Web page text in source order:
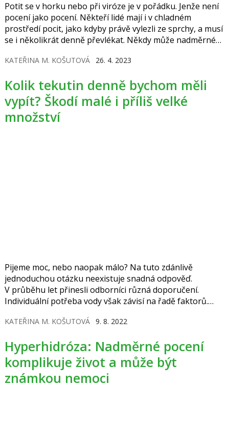
Potit se v horku nebo při viróze je v pořádku. Jenže není
pocení jako pocení. Někteří lidé mají i v chladném
prostředí pocit, jako kdyby právě vylezli ze sprchy, a musí
se i několikrát denně převlékat. Někdy může nadměrné
KATEŘINA M. KOŠUTOVÁ 26. 4. 2023
Kolik tekutin denně bychom měli
vypít? Škodí malé i příliš velké
množství
Pijeme moc, nebo naopak málo? Na tuto zdánlivě
jednoduchou otázku neexistuje snadná odpověď.
V průběhu let přinesli odborníci různá doporučení.
Individuální potřeba vody však závisí na řadě faktorů.
aktivity i místo, kde se právě nacházíme.
KATEŘINA M. KOŠUTOVÁ 9. 8. 2022
Hyperhidróza: Nadměrné pocení
komplikuje život a může být
známkou nemoci